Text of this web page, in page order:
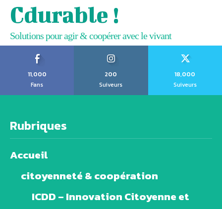
Cdurable !
Solutions pour agir & coopérer avec le vivant
11,000
Fans
200
Suiveurs
18,000
Suiveurs
Rubriques
Accueil
citoyenneté & coopération
ICDD – Innovation Citoyenne et